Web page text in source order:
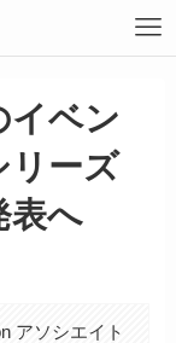
イベン
リーズ
表へ
アソシエイト